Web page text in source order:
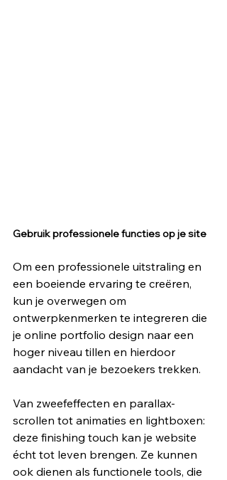
Gebruik professionele functies op je site
Om een ​​professionele uitstraling en
een boeiende ervaring te creëren,
kun je overwegen om
ontwerpkenmerken te integreren die
je online portfolio design naar een
hoger niveau tillen en hierdoor
aandacht van je bezoekers trekken.
Van zweefeffecten en parallax-
scrollen tot animaties en lightboxen:
deze finishing touch kan je website
écht tot leven brengen. Ze kunnen
ook dienen als functionele tools, die